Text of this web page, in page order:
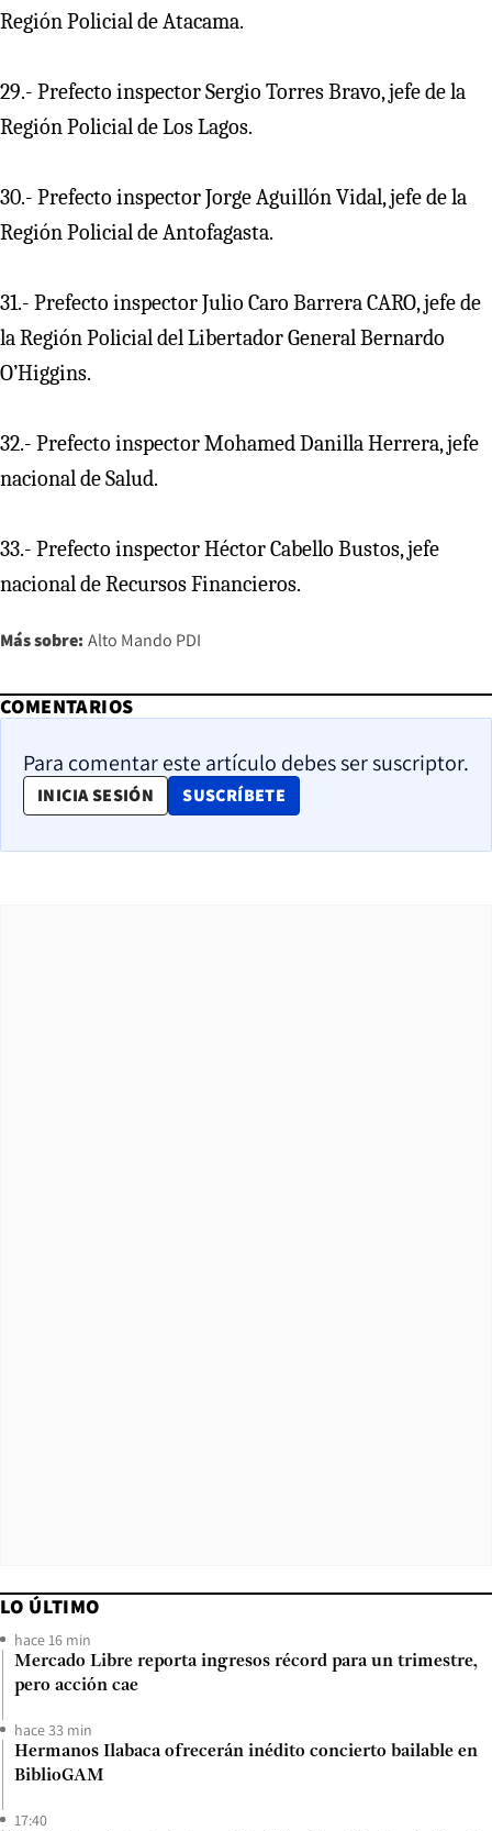
Región Policial de Atacama.
29.- Prefecto inspector Sergio Torres Bravo, jefe de la
Región Policial de Los Lagos.
30.- Prefecto inspector Jorge Aguillón Vidal, jefe de la
Región Policial de Antofagasta.
31.- Prefecto inspector Julio Caro Barrera CARO, jefe de
la Región Policial del Libertador General Bernardo
O’Higgins.
32.- Prefecto inspector Mohamed Danilla Herrera, jefe
nacional de Salud.
33.- Prefecto inspector Héctor Cabello Bustos, jefe
nacional de Recursos Financieros.
Más sobre: Alto Mando PDI
COMENTARIOS
Para comentar este artículo debes ser suscriptor.
INICIA SESIÓN SUSCRÍBETE
OPENS IN NEW WINDOW
LO ÚLTIMO
hace 16 min
Mercado Libre reporta ingresos récord para un trimestre,
pero acción cae
hace 33 min
Hermanos Ilabaca ofrecerán inédito concierto bailable en
BiblioGAM
17:40